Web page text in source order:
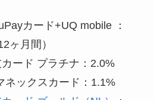
カード+UQ mobile ：
ヶ月間）
カード プラチナ：2.0%
ネックスカード：1.1%